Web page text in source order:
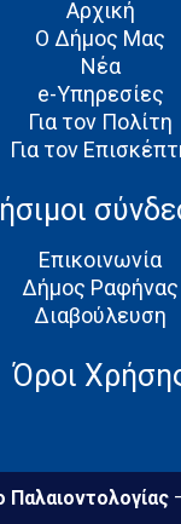
Αρχική
Ο Δήμος Μας
Νέα
e-Υπηρεσίες
Για τον Πολίτη
Για τον
Επικοινωνία
Δήμος Ραφήνας
Διαβούλευση
Όροι
Παλαιοντολογίας